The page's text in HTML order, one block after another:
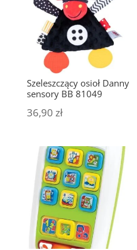
Szeleszczący osioł Danny
sensory BB 81049
36,90 zł